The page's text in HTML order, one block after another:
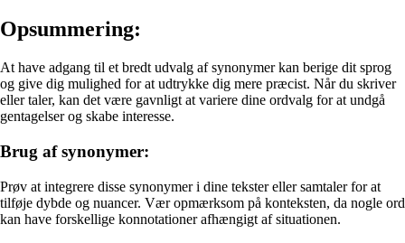
Opsummering:
At have adgang til et bredt udvalg af synonymer kan berige dit sprog
og give dig mulighed for at udtrykke dig mere præcist. Når du skriver
eller taler, kan det være gavnligt at variere dine ordvalg for at undgå
gentagelser og skabe interesse.
Brug af synonymer:
Prøv at integrere disse synonymer i dine tekster eller samtaler for at
tilføje dybde og nuancer. Vær opmærksom på konteksten, da nogle ord
kan have forskellige konnotationer afhængigt af situationen.